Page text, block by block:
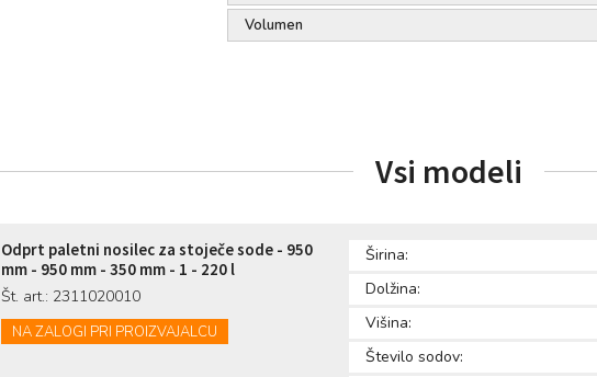
Volumen
Vsi modeli
Odprt paletni nosilec za stoječe sode - 950
mm - 950 mm - 350 mm - 1 - 220 l
Št. art.: 2311020010
NA ZALOGI PRI PROIZVAJALCU
Širina:
Dolžina:
Višina:
Število sodov: